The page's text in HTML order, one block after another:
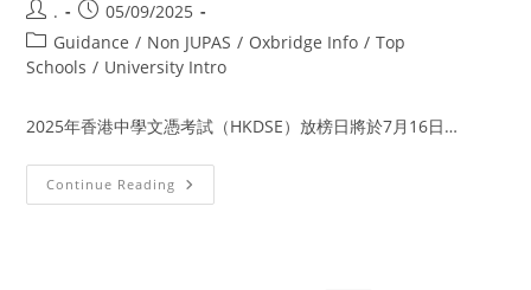
.
05/09/2025
Guidance / Non JUPAS / Oxbridge Info / Top
Schools / University Intro
2025年香港中學文憑考試（HKDSE）放榜日將於7月16日…
Continue Reading